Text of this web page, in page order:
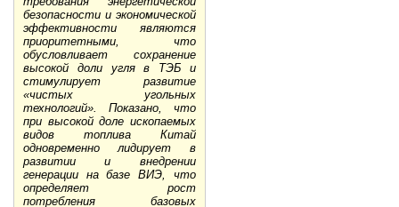
безопасности и экономической
эффективности являются
приоритетными, что
обусловливает сохранение
высокой доли угля в ТЭБ и
стимулирует развитие
«чистых угольных
технологий». Показано, что
при высокой доле ископаемых
видов топлива Китай
одновременно лидирует в
развитии и внедрении
генерации на базе ВИЭ, что
определяет рост
потребления базовых